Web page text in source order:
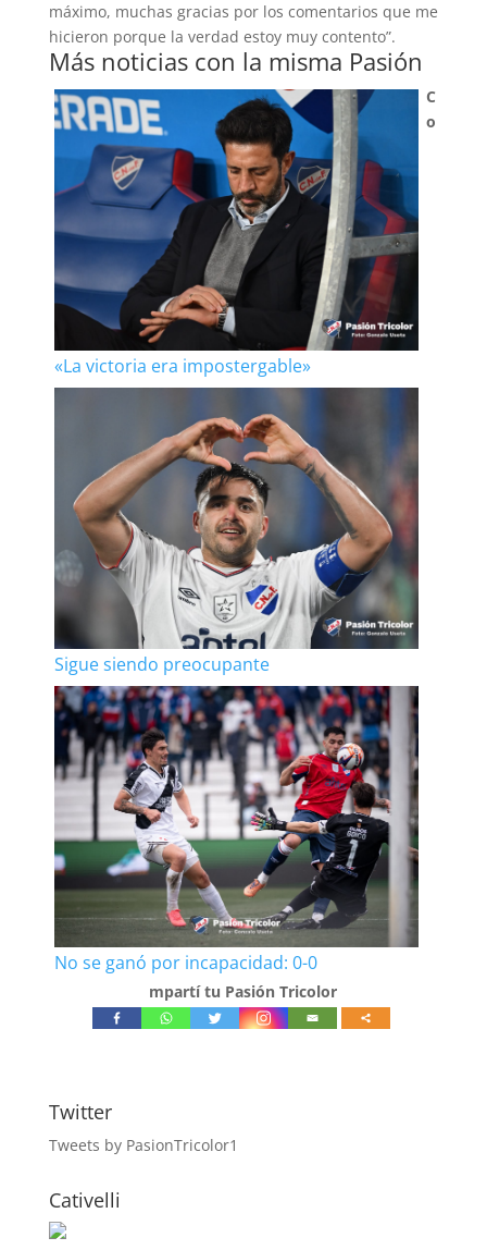
máximo, muchas gracias por los comentarios que me
hicieron porque la verdad estoy muy contento”.
Más noticias con la misma Pasión
«La victoria era impostergable»
Sigue siendo preocupante
No se ganó por incapacidad: 0-0
C
o
mpartí tu Pasión Tricolor
Twitter
Tweets by PasionTricolor1
Cativelli